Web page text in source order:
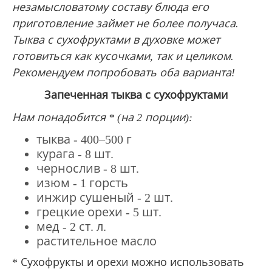
незамысловатому составу блюда его
приготовление займет не более получаса.
Тыква с сухофруктами в духовке может
готовиться как кусочками, так и целиком.
Рекомендуем попробовать оба варианта!
Запеченная тыква с сухофруктами
Нам понадобится * (на 2 порции):
тыква - 400–500 г
курага - 8 шт.
чернослив - 8 шт.
изюм - 1 горсть
инжир сушеный - 2 шт.
грецкие орехи - 5 шт.
мед - 2 ст. л.
растительное масло
* Сухофрукты и орехи можно использовать